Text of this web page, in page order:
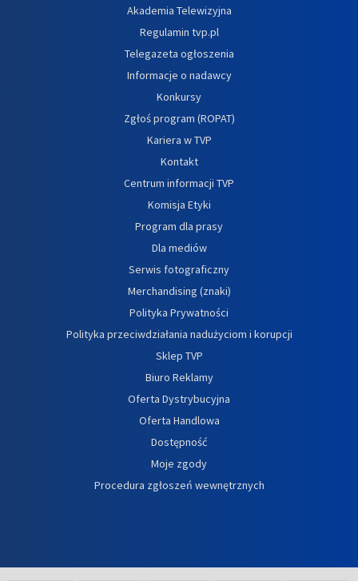
Akademia Telewizyjna
Regulamin tvp.pl
Telegazeta ogłoszenia
Informacje o nadawcy
Konkursy
Zgłoś program (ROPAT)
Kariera w TVP
Kontakt
Centrum informacji TVP
Komisja Etyki
Program dla prasy
Dla mediów
Serwis fotograficzny
Merchandising (znaki)
Polityka Prywatności
Polityka przeciwdziałania nadużyciom i korupcji
Sklep TVP
Biuro Reklamy
Oferta Dystrybucyjna
Oferta Handlowa
Dostępność
Moje zgody
Procedura zgłoszeń wewnętrznych